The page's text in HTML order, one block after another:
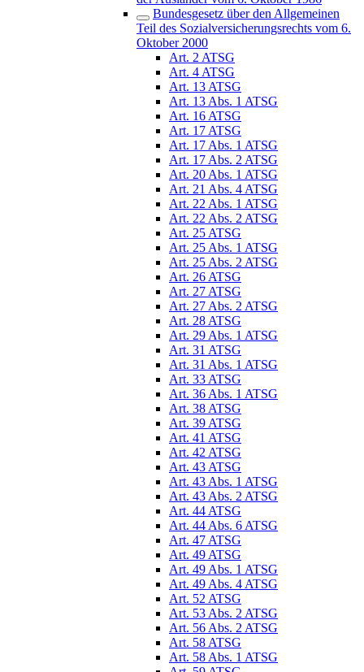
Bundesgesetz über den Allgemeinen
Teil des Sozialversicherungsrechts vom 6.
Oktober 2000
Art. 2 ATSG
Art. 4 ATSG
Art. 13 ATSG
Art. 13 Abs. 1 ATSG
Art. 16 ATSG
Art. 17 ATSG
Art. 17 Abs. 1 ATSG
Art. 17 Abs. 2 ATSG
Art. 20 Abs. 1 ATSG
Art. 21 Abs. 4 ATSG
Art. 22 Abs. 1 ATSG
Art. 22 Abs. 2 ATSG
Art. 25 ATSG
Art. 25 Abs. 1 ATSG
Art. 25 Abs. 2 ATSG
Art. 26 ATSG
Art. 27 ATSG
Art. 27 Abs. 2 ATSG
Art. 28 ATSG
Art. 29 Abs. 1 ATSG
Art. 31 ATSG
Art. 31 Abs. 1 ATSG
Art. 33 ATSG
Art. 36 Abs. 1 ATSG
Art. 38 ATSG
Art. 39 ATSG
Art. 41 ATSG
Art. 42 ATSG
Art. 43 ATSG
Art. 43 Abs. 1 ATSG
Art. 43 Abs. 2 ATSG
Art. 44 ATSG
Art. 44 Abs. 6 ATSG
Art. 47 ATSG
Art. 49 ATSG
Art. 49 Abs. 1 ATSG
Art. 49 Abs. 4 ATSG
Art. 52 ATSG
Art. 53 Abs. 2 ATSG
Art. 56 Abs. 2 ATSG
Art. 58 ATSG
Art. 58 Abs. 1 ATSG